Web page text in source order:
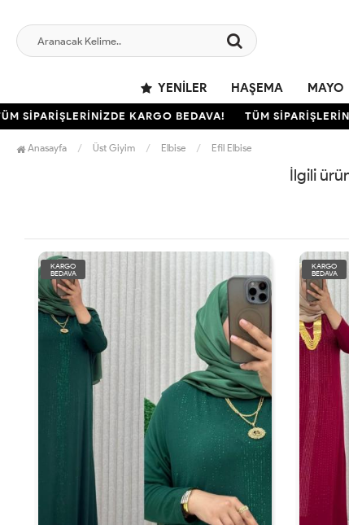
YENILER HAŞEMA MAYO
SİPARİŞLERİNİZDE KARGO BEDAVA! TÜM
Anasayfa Üst Giyim Elbise Efil Elbise
İlgili
KARGO
BEDAVA
KARGO
BEDAVA